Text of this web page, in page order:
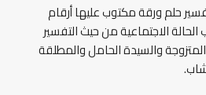
حلم ورقة مكتوب عليها أرقام
الاجتماعية من حيث التفسير
المتزوجة والسيدة الحامل والمطلقة